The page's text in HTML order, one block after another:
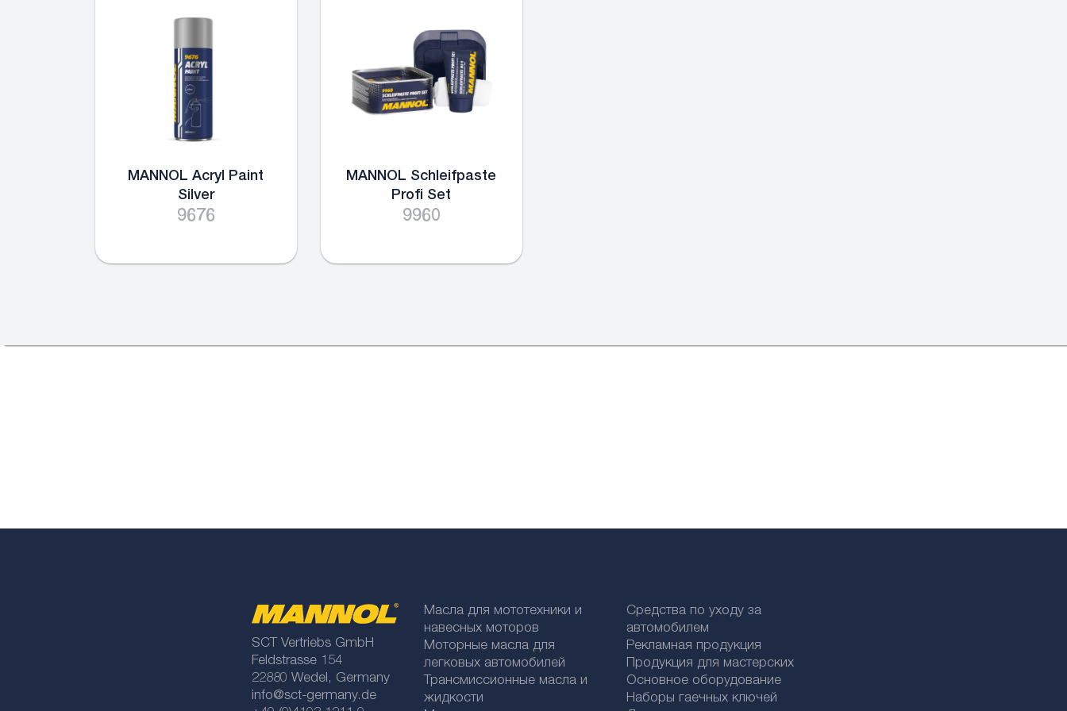
MANNOL Acryl Paint
Silver
9676
MANNOL Schleifpaste
Profi Set
9960
SCT Vertriebs GmbH
Feldstrasse 154
22880 Wedel, Germany
info@sct-germany.de
Масла для мототехники и
навесных моторов
Моторные масла для
легковых автомобилей
Трансмиссионные масла и
жидкости
Средства по уходу за
автомобилем
Рекламная продукция
Продукция для мастерских
Основное оборудование
Наборы гаечных ключей